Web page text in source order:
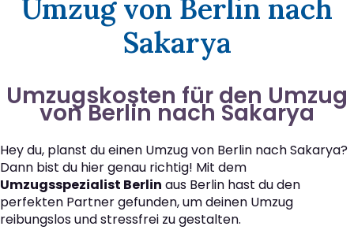
Umzug von Berlin nach
Sakarya
Umzugskosten für den Umzug
von Berlin nach Sakarya
Hey du, planst du einen Umzug von Berlin nach Sakarya?
Dann bist du hier genau richtig! Mit dem
Umzugsspezialist Berlin aus Berlin hast du den
perfekten Partner gefunden, um deinen Umzug
reibungslos und stressfrei zu gestalten.